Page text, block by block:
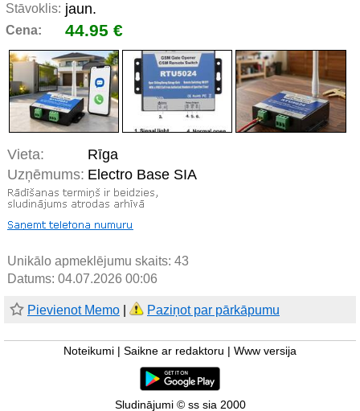
Stāvoklis: jaun.
Cena: 44.95 €
Vieta:
Rīga
Uzņēmums: Electro Base SIA
Unikālo apmeklējumu skaits: 43
Datums: 04.07.2026 00:06
Pievienot Memo Paziņot par pārkāpumu
Noteikumi Saikne ar redaktoru Www versija
Sludinājumi © ss sia 2000